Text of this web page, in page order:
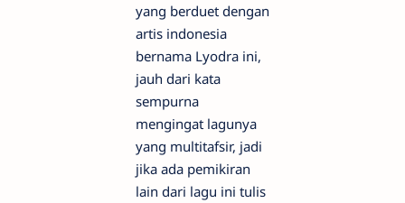
yang berduet dengan
artis indonesia
bernama Lyodra ini,
jauh dari kata
sempurna
mengingat lagunya
yang multitafsir, jadi
jika ada pemikiran
lain dari lagu ini tulis